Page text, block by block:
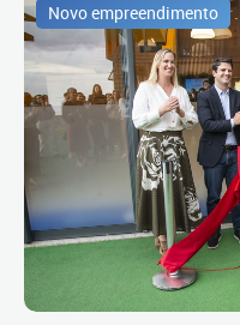
Novo empreendimento